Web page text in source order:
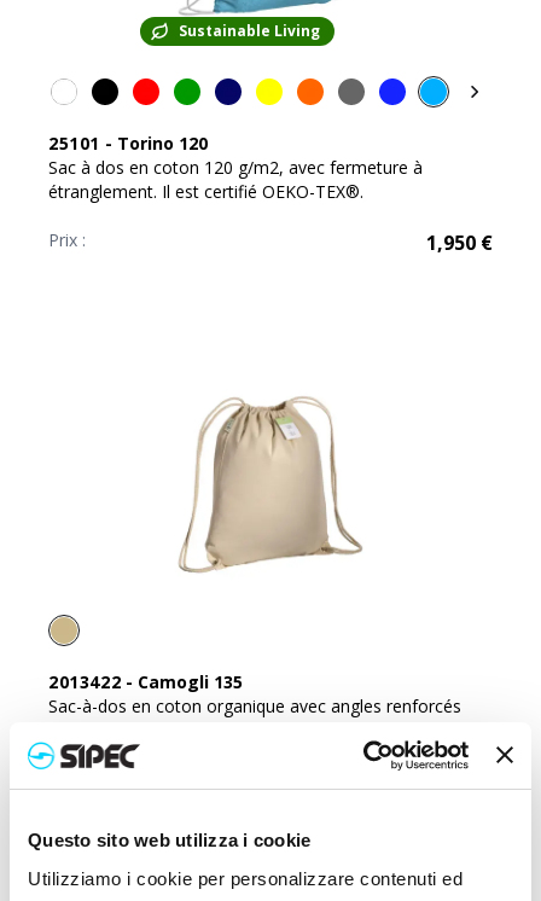
Questo sito web utilizza i cookie
Utilizziamo i cookie per personalizzare contenuti ed
Sustainable Living
25101 - Torino 120
Sac à dos en coton 120 g/m2, avec fermeture à
étranglement. Il est certifié OEKO-TEX®.
Prix : 1,950 €
2013422 - Camogli 135
Sac-à-dos en coton organique avec angles renforcés